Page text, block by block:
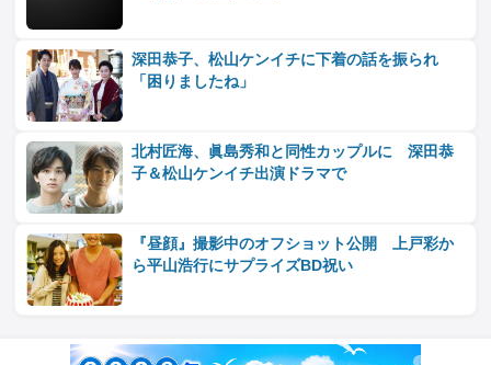
深田恭子、松山ケンイチに下着の話を振られ
「困りましたね」
北村匠海、眞島秀和と同性カップルに 深田恭
子＆松山ケンイチ出演ドラマで
『昼顔』撮影中のオフショット公開 上戸彩か
ら平山浩行にサプライズBD祝い